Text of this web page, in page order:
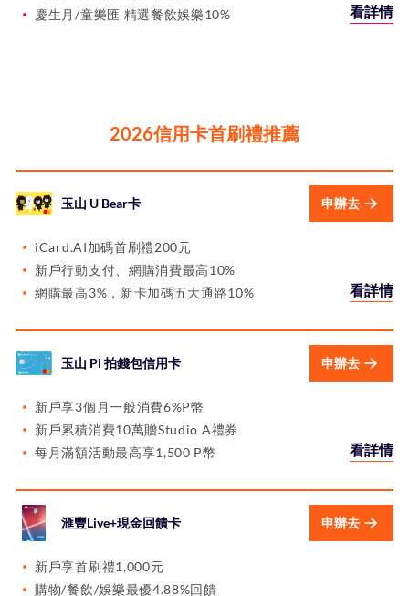
慶生月/童樂匯 精選餐飲娛樂10%
看詳情
2026信用卡首刷禮推薦
玉山 U Bear卡 申辦去
iCard.AI加碼首刷禮200元
新戶行動支付、網購消費最高10%
網購最高3%，新卡加碼五大通路10%
看詳情
玉山 Pi 拍錢包信用卡 申辦去
新戶享3個月一般消費6%P幣
新戶累積消費10萬贈Studio A禮券
每月滿額活動最高享1,500 P幣
看詳情
滙豐Live+現金回饋卡 申辦去
新戶享首刷禮1,000元
購物/餐飲/娛樂最優4.88%回饋